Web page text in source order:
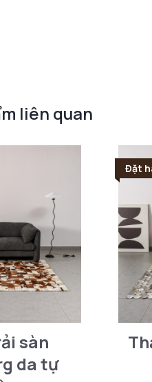
liên quan
sàn
da tự
Đặt